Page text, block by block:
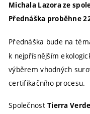
Michala Lazora ze
Přednáška proběhne
Přednáška bude na
k nejpřísnějším
výběrem vhodných
certifikačního procesu.
Společnost Tierra Verde